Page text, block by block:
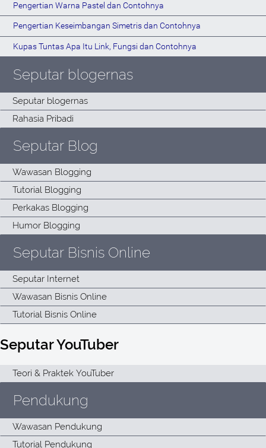
Pengertian Warna Pastel dan Contohnya
Pengertian Keseimbangan Simetris dan Contohnya
Kupas Tuntas Apa Itu Link, Fungsi dan Contohnya
Seputar blogernas
Seputar Blog
Seputar Bisnis Online
Seputar YouTuber
Pendukung